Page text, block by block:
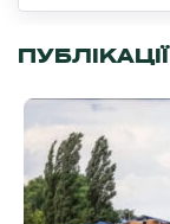
ПУБЛІКАЦІЇ